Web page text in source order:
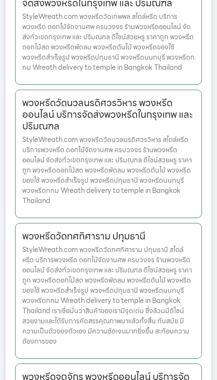
จัดส่งพวงหรีดในกรุงเทพ และ ปริมณฑล
StyleWreath.com พวงหรีดวัดเทพพล สไตล์หรีด บริการ
พวงหรีด ดอกไม้จัดงานศพ ครบวงจร ร้านพวงหรีดออนไลน์ จัด
ส่งทั่วเขตกรุงเทพ และ ปริมณฑล ดีไซน์สวยหรู ราคาถูก พวงหรีด
ดอกไม้สด พวงหรีดพัดลม พวงหรีดต้นไม้ พวงหรีดของใช้
พวงหรีดสำเร็จรูป พวงหรีดปทุมธานี พวงหรีดนนทบุรี พวงหรีดก
ทม Wreath delivery to temple in Bangkok Thailand
พวงหรีดวัดนวลนรดิศวรวิหาร พวงหรีด
ออนไลน์ บริการจัดส่งพวงหรีดในกรุงเทพ และ
ปริมณฑล
StyleWreath.com พวงหรีดวัดนวลนรดิศวรวิหาร สไตล์หรีด
บริการพวงหรีด ดอกไม้จัดงานศพ ครบวงจร ร้านพวงหรีด
ออนไลน์ จัดส่งทั่วเขตกรุงเทพ และ ปริมณฑล ดีไซน์สวยหรู ราคา
ถูก พวงหรีดดอกไม้สด พวงหรีดพัดลม พวงหรีดต้นไม้ พวงหรีด
ของใช้ พวงหรีดสำเร็จรูป พวงหรีดปทุมธานี พวงหรีดนนทบุรี
พวงหรีดกทม Wreath delivery to temple in Bangkok
Thailand
พวงหรีดวัดทศทิศาราม ปทุมธานี
StyleWreath.com พวงหรีดวัดทศทิศาราม ปทุมธานี สไตล์
หรีด บริการพวงหรีด ดอกไม้จัดงานศพ ครบวงจร ร้านพวงหรีด
ออนไลน์ จัดส่งทั่วเขตกรุงเทพ และ ปริมณฑล ดีไซน์สวยหรู ราคา
ถูก พวงหรีดดอกไม้สด พวงหรีดพัดลม พวงหรีดต้นไม้ พวงหรีด
ของใช้ พวงหรีดสำเร็จรูป พวงหรีดปทุมธานี พวงหรีดนนทบุรี
พวงหรีดกทม Wreath delivery to temple in Bangkok
Thailand เราเชื่อมั่นว่าสินค้าของเรามีจุดเด่น ซึ่งล้วนมีดีไซน์
สวยงามและได้รับการคัดสรรคุณภาพมาแล้วทั้งสิ้น ทันสมัย มี
ความเป็นตัวของตัวเอง มีความชัดเจนมากยิ่งขึ้น สะท้อนความ
ต้องการของ
พวงหรีดจตุจักร พวงหรีดออนไลน์ บริการจัด